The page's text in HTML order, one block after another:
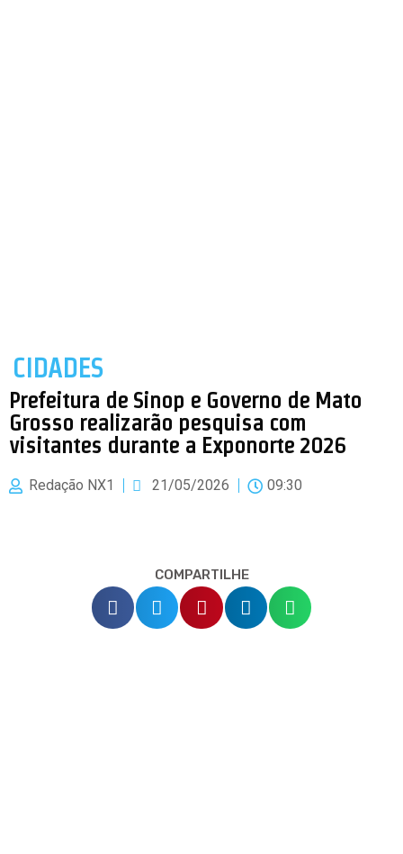
CIDADES
Prefeitura de Sinop e Governo de Mato
Grosso realizarão pesquisa com
visitantes durante a Exponorte 2026
Redação NX1 21/05/2026 09:30
COMPARTILHE